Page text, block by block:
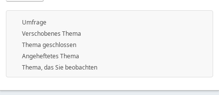
Umfrage
Verschobenes Thema
Thema geschlossen
Angeheftetes Thema
Thema, das Sie beobachten